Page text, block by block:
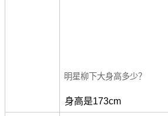
明星柳下大身高多少？
身高是173cm